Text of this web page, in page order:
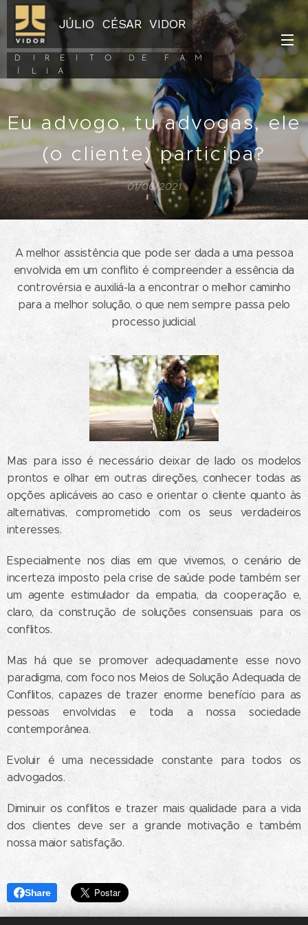
JÚLIO CÉSAR VIDOR
D I R E I T O D E F A M
Í L I A
Eu advogo, tu advogas, ele
(o cliente) participa?
01/06/2021
A melhor assistência que pode ser dada a uma pessoa
envolvida em um conflito é compreender a essência da
controvérsia e auxiliá-la a encontrar o melhor caminho
para a melhor solução, o que nem sempre passa pelo
processo judicial.
Mas para isso é necessário deixar de lado os modelos
prontos e olhar em outras direções, conhecer todas as
opções aplicáveis ao caso e orientar o cliente quanto às
alternativas, comprometido com os seus verdadeiros
interesses.
Especialmente nos dias em que vivemos, o cenário de
incerteza imposto pela crise de saúde pode também ser
um agente estimulador da empatia, da cooperação e,
claro, da construção de soluções consensuais para os
conflitos.
Mas há que se promover adequadamente esse novo
paradigma, com foco nos Meios de Solução Adequada de
Conflitos, capazes de trazer enorme benefício para as
pessoas envolvidas e toda a nossa sociedade
contemporânea.
Evoluir é uma necessidade constante para todos os
advogados.
Diminuir os conflitos e trazer mais qualidade para a vida
dos clientes deve ser a grande motivação e também
nossa maior satisfação.
Share